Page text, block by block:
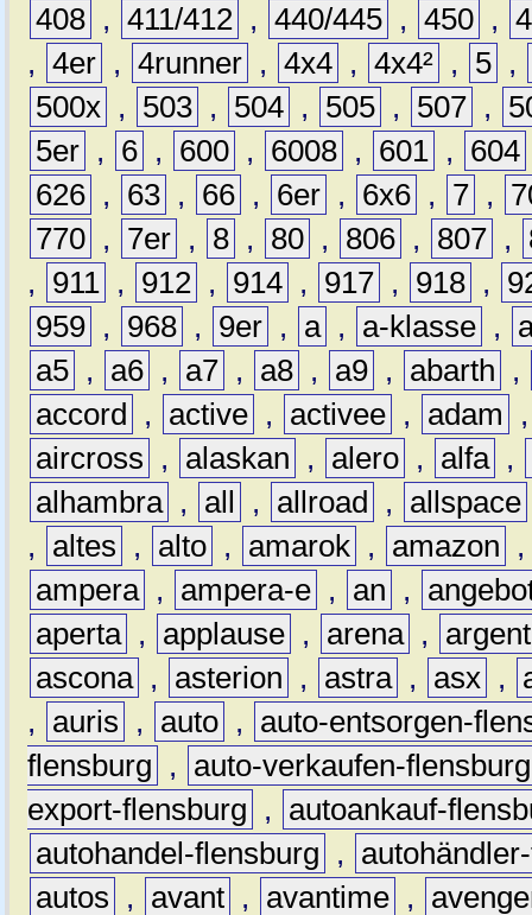
408 , 411/412 , 440/445 , 450 ,
, 4er , 4runner , 4x4 , 4x4² , 5 ,
500x , 503 , 504 , 505 , 507 ,
5er , 6 , 600 , 6008 , 601 , 604
626 , 63 , 66 , 6er , 6x6 , 7 ,
770 , 7er , 8 , 80 , 806 , 807 ,
,
911 , 912 , 914 , 917 , 918 ,
959 , 968 , 9er , a , a-klasse ,
a5 , a6 , a7 , a8 , a9 , abarth
,
accord
, active , activee , adam
aircross
, alaskan , alero , alfa ,
alhambra , all , allroad , allspace
,
altes , alto , amarok , amazon
ampera , ampera-e , an ,
aperta , applause , arena ,
ascona , asterion , astra , asx ,
,
auris , auto ,
auto-entsorgen-
flensburg
,
auto-verkaufen-flensburg
export-flensburg
,
autoankauf-
autohandel-flensburg
,
autos
, avant , avantime ,